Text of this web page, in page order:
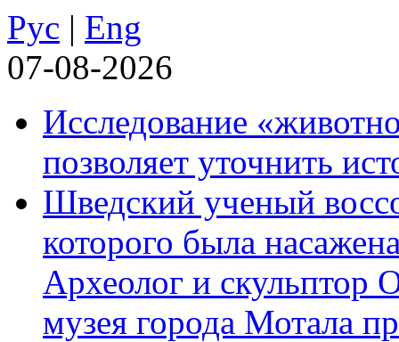
Рус | Eng
07-08-2026
Исследование
позволяет уточнить
Шведский ученый
которого была
Археолог и скульптор
музея города Мотала